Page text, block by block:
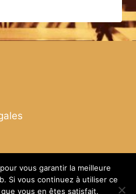
de vie
vous garantir la meilleure
Si vous continuez à utiliser ce
vous en êtes satisfait.